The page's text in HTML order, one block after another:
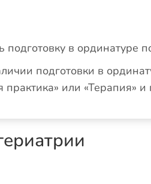
в ординатуре
подготовки в
или «Терапия»